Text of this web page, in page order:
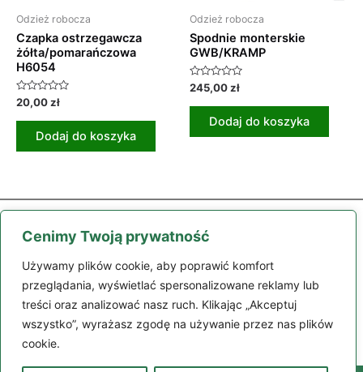
Cenimy Twoją prywatność
Używamy plików cookie, aby poprawić komfort
przeglądania, wyświetlać spersonalizowane reklamy lub
treści oraz analizować nasz ruch. Klikając „Akceptuj
wszystko”, wyrażasz zgodę na używanie przez nas plików
cookie.
Odzież robocza
Czapka ostrzegawcza
żółta/pomarańczowa
H6054
Oceniono
0
na
20,00zł
Dodaj do koszyka
Odzież robocza
Spodnie monterskie
GWB/KRAMP
Oceniono
0
na
245,00zł
Dodaj do koszyka
Części Maszyny Moje konto Zamówienie
Regulamin
Kontakt